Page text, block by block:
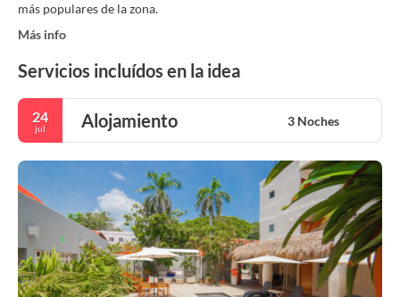
más populares de la zona.
Más info
Servicios incluídos en la idea
24
jul Alojamiento 3 Noches